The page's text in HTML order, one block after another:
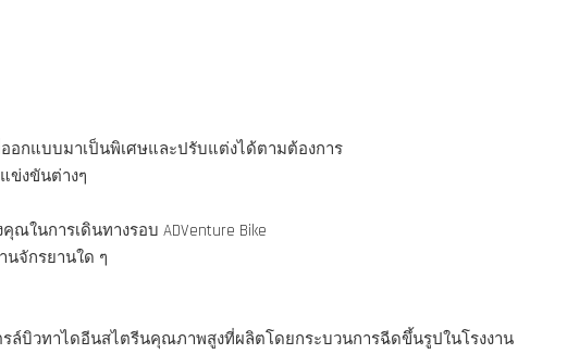
อกแบบมาเป็นพิเศษและปรับแต่งได้ตามต้องการ
ข่งขันต่างๆ
นการเดินทางรอบ ADVenture Bike
นจักรยานใด ๆ
รล์บิวทาไดอีนสไตรีนคุณภาพสูงที่ผลิตโดยกระบวนการฉีดขึ้นรูปในโรงงาน